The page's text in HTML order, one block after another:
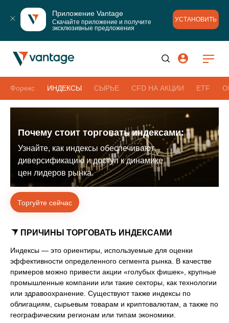
Приложение Vantage
Скачайте приложение и получите
эксклюзивные предложения
УСТАНОВИТЬ
Форекс ИНДЕКСЫ СЫРЬЕ CFD НА АКЦИИ ETF
Почему стоит торговать индексами:
Узнайте, как индексы обеспечивают
диверсификацию и доступ к динамике
цен лидеров рынка.
Торгуйте сейчас
ПРИЧИНЫ ТОРГОВАТЬ ИНДЕКСАМИ
Индексы — это ориентиры, используемые для оценки
эффективности определенного сегмента рынка. В качестве
примеров можно привести акции «голубых фишек», крупные
промышленные компании или такие секторы, как технологии
или здравоохранение. Существуют также индексы по
облигациям, сырьевым товарам и криптовалютам, а также по
географическим регионам или типам экономики.